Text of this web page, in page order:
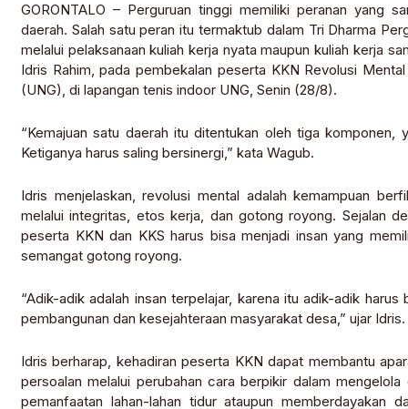
GORONTALO – Perguruan tinggi memiliki peranan yang
daerah. Salah satu peran itu termaktub dalam Tri Dharma
melalui pelaksanaan kuliah kerja nyata maupun kuliah kerja
Idris Rahim, pada pembekalan peserta KKN Revolusi
(UNG), di lapangan tenis indoor UNG, Senin (28/8).
“Kemajuan satu daerah itu ditentukan oleh tiga komponen,
Ketiganya harus saling bersinergi,” kata Wagub.
Idris menjelaskan, revolusi mental adalah kemampuan
melalui integritas, etos kerja, dan gotong royong. Sejalan
peserta KKN dan KKS harus bisa menjadi insan yang
semangat gotong royong.
“Adik-adik adalah insan terpelajar, karena itu adik-adik
pembangunan dan kesejahteraan masyarakat desa,” ujar Idris.
Idris berharap, kehadiran peserta KKN dapat membantu
persoalan melalui perubahan cara berpikir dalam
pemanfaatan lahan-lahan tidur ataupun memberdayakan